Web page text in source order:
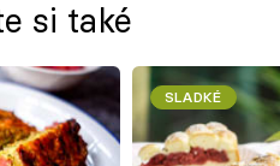
si také
SLADKÉ